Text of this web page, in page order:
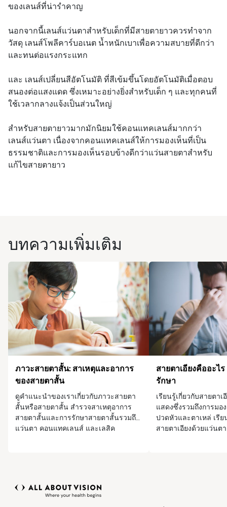
ของเลนส์ที่น่ารำคาญ
นอกจากนี้เลนส์แว่นตาสำหรับเด็กที่มีสายตายาวควรทำจาก
วัสดุ เลนส์โพลีคาร์บอเนต น้ำหนักเบาเพื่อความสบายที่ดีกว่า
และทนต่อแรงกระแทก
และ เลนส์เปลี่ยนสีอัตโนมัติ ที่สีเข้มขึ้นโดยอัตโนมัติเมื่อตอบ
สนองต่อแสงแดด ซึ่งเหมาะอย่างยิ่งสำหรับเด็ก ๆ และทุกคนที่
ใช้เวลากลางแจ้งเป็นส่วนใหญ่
สำหรับสายตายาวมากมักนิยมใช้คอนแทคเลนส์มากกว่า
เลนส์แว่นตา เนื่องจากคอนแทคเลนส์ให้การมองเห็นที่เป็น
ธรรมชาติและการมองเห็นรอบข้างดีกว่าแว่นสายตาสำหรับ
แก้ไขสายตายาว
บทความเพิ่มเติม
ภาวะสายตาสั้น: สาเหตุและอาการ
ของสายตาสั้น
ดูคำแนะนำของเราเกี่ยวกับภาวะสายตา
สั้นหรือสายตาสั้น สำรวจสาเหตุอาการ
สายตาสั้นและการรักษาสายตาสั้นรวมถึง
แว่นตา คอนแทคเลนส์ และเลสิค
สายตาเอียงคืออะไ
รักษา
เรียนรู้เกี่ยวกับสายตาเ
แสดงซึ่งรวมถึงการมอ
ปวดหัวและตาเหล่ เรี
สายตาเอียงด้วยแว่นต